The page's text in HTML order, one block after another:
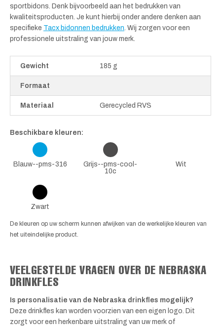
sportbidons. Denk bijvoorbeeld aan het bedrukken van
kwaliteitsproducten. Je kunt hierbij onder andere denken aan
specifieke Tacx bidonnen bedrukken. Wij zorgen voor een
professionele uitstraling van jouw merk.
Gewicht 185 g
Formaat
Materiaal Gerecycled RVS
Beschikbare kleuren:
Blauw--pms-316
Grijs--pms-cool-
10c
Wit
Zwart
De kleuren op uw scherm kunnen afwijken van de werkelijke kleuren van
het uiteindelijke product.
VEELGESTELDE VRAGEN OVER DE NEBRASKA
DRINKFLES
Is personalisatie van de Nebraska drinkfles mogelijk?
Deze drinkfles kan worden voorzien van een eigen logo. Dit
zorgt voor een herkenbare uitstraling van uw merk of